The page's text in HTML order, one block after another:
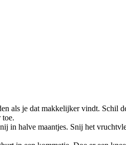
als je dat makkelijker vindt. Schil
toe.
in halve maantjes. Snij het